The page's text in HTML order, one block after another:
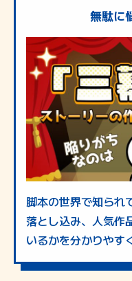
無駄に
脚本の世界で知られ
落とし込み、人気作
いるかを分かりやす